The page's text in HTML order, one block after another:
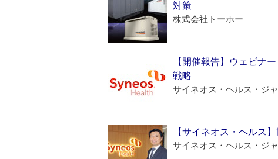
対策
株式会社トーホー
【開催報告】ウェビナ
戦略
サイネオス・ヘルス・ジ
【サイネオス・ヘルス
サイネオス・ヘルス・ジ